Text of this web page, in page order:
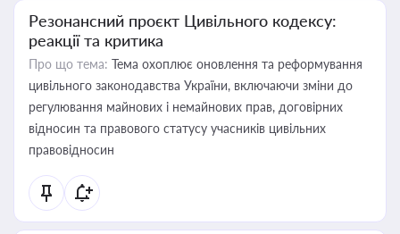
Резонансний проєкт Цивільного кодексу:
реакції та критика
Про що тема: Тема охоплює оновлення та реформування
цивільного законодавства України, включаючи зміни до
регулювання майнових і немайнових прав, договірних
відносин та правового статусу учасників цивільних
правовідносин